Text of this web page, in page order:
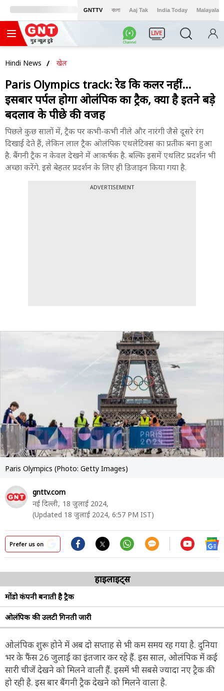
GNTTV বাংলা Aaj Tak India Today Malayalam
LIVE
Hindi News खेल
Paris Olympics track: रेड ब्रिक कलर नहीं...
इसबार पर्पल होगा ओलंपिक का ट्रैक, क्या है इतने बड़े
बदलाव के पीछे की वजह
पिछले कुछ सालों में, ट्रैक पर कभी-कभी नीले और नारंगी जैसे दूसरे रंग
दिखाई देते हैं, लेकिन लाल ट्रैक ओलंपिक एथलेटिक्स का प्रतीक बना हुआ
है. बैंगनी ट्रैक न केवल देखने में आकर्षक है. बल्कि इसमें एथलिट प्रदर्शन भी
अच्छा करेंगे. इसे बेहतर प्रदर्शन के लिए ही डिजाइन किया गया है.
ADVERTISEMENT
Paris Olympics (Photo: Getty Images)
gnttv.com
नई दिल्ली, 18 जुलाई 2024,
(Updated 18 जुलाई 2024, 6:57 PM IST)
Prefer us on
हाइलाइट्स
मोंडो कंपनी बनाती है ट्रैक
ओलंपिक की उलटी गिनती जारी
ओलंपिक शुरू होने में अब दो सप्ताह से भी कम समय रह गया है. दुनिया
भर के फैंस 26 जुलाई का इंतजार कर रहे हैं. इस साल, ओलंपिक में कई
सारी चीजें देखने को मिलने वाली हैं. इसमें भी सबसे ज्यादा नए ट्रैक की
हो रही है. इस बार बैंगनी ट्रैक देखने को मिलने वाला है.